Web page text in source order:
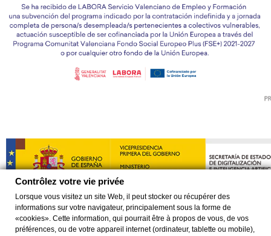
Contrôlez votre vie privée
Lorsque vous visitez un site Web, il peut stocker ou récupérer des
informations sur votre navigateur, principalement sous la forme de
«cookies». Cette information, qui pourrait être à propos de vous, de vos
préférences, ou de votre appareil internet (ordinateur, tablette ou mobile),